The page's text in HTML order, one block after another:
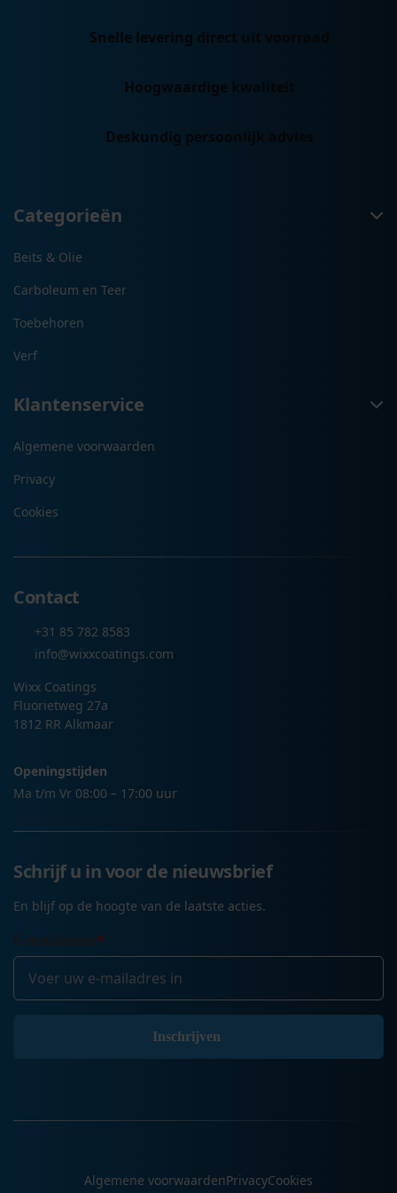
Snelle levering direct uit voorraad
Hoogwaardige kwaliteit
Deskundig persoonlijk advies
Categorieën
Beits & Olie
Carboleum en Teer
Toebehoren
Verf
Klantenservice
Algemene voorwaarden
Privacy
Cookies
Contact
+31 85 782 8583
info@wixxcoatings.com
Wixx Coatings
Fluorietweg 27a
1812 RR Alkmaar
Openingstijden
Ma t/m Vr 08:00 – 17:00 uur
Schrijf u in voor de nieuwsbrief
En blijf op de hoogte van de laatste acties.
*
Algemene voorwaardenPrivacyCookies